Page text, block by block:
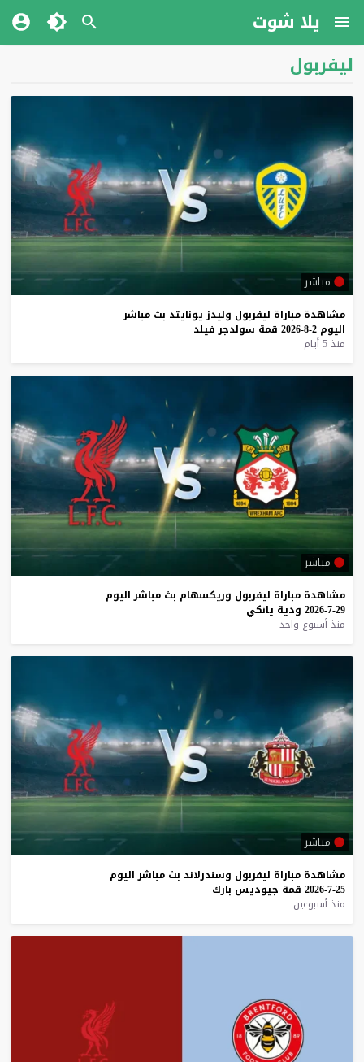
يلا شوت
ليفربول
مباشر
مشاهدة مباراة ليفربول وليدز يونايتد بث مباشر
اليوم 2-8-2026 قمة سولدجر فيلد
منذ 5 أيام
مباشر
مشاهدة مباراة ليفربول وريكسهام بث مباشر اليوم
29-7-2026
ودية يانكي
منذ أسبوع واحد
مباشر
مشاهدة مباراة ليفربول وسندرلاند بث مباشر اليوم
25-7-2026
قمة جيوديس بارك
منذ أسبوعين